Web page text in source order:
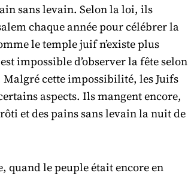
sans levain. Selon la loi, ils
chaque année pour célébrer la
le temple juif n’existe plus
impossible d’observer la fête selon
cette impossibilité, les Juifs
aspects. Ils mangent encore,
et des pains sans levain la nuit de
quand le peuple était encore en